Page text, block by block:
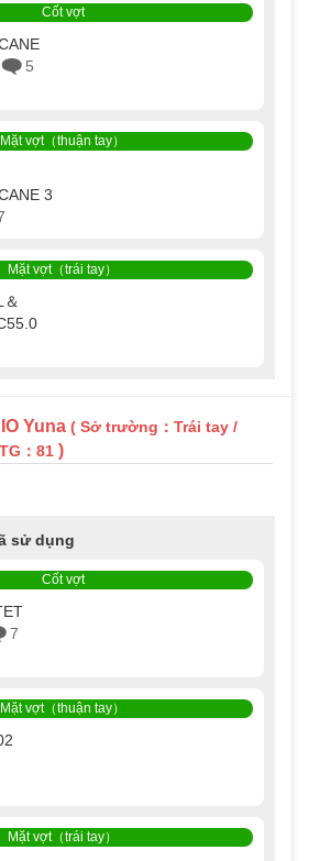
Cốt vợt
5
Mặt vợt（thuận tay）
3
Mặt vợt（trái tay）
Yuna( Sở trường：Trái tay /
：81 )
sử dụng
Cốt vợt
7
Mặt vợt（thuận tay）
Mặt vợt（trái tay）